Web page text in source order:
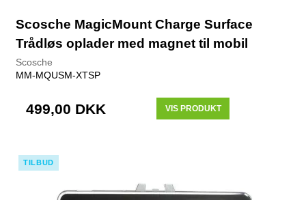
Scosche MagicMount Charge Surface
Trådløs oplader med magnet til mobil
Scosche
MM-MQUSM-XTSP
499,00 DKK VIS PRODUKT
TILBUD